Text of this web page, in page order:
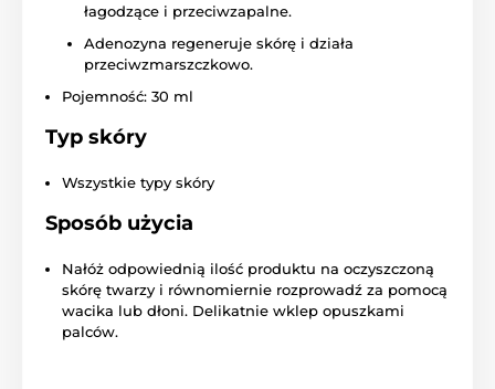
łagodzące i przeciwzapalne.
Adenozyna regeneruje skórę i działa
przeciwzmarszczkowo.
Pojemność: 30 ml
Typ skóry
Wszystkie typy skóry
Sposób użycia
Nałóż odpowiednią ilość produktu na oczyszczoną
skórę twarzy i równomiernie rozprowadź za pomocą
wacika lub dłoni. Delikatnie wklep opuszkami
palców.